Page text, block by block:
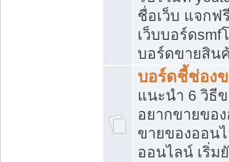
ชื่อเว็บ แจกฟ
เว็บบอร์ดsmf
บอร์ดขายสิน
บอร์ดชี้ช่อง
แนะนำ 6 วิธี
อยากขายขอ
ขายของออน
ออนไลน์ เริ่ม